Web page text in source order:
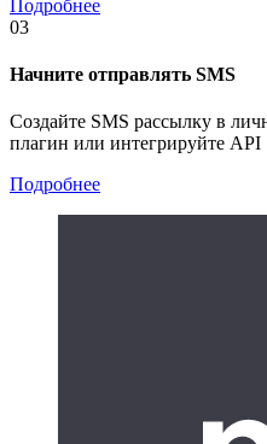
Подробнее
03
Начните отправлять SMS
Создайте SMS рассылку в
плагин или интегрируйте API
Подробнее